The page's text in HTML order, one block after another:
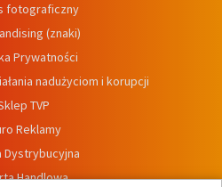
fotograficzny
(znaki)
Prywatności
nadużyciom i korupcji
TVP
Reklamy
Handlowa